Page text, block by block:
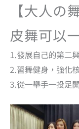
【大人の
皮舞可以
1.發展自己的第二
2.習舞健身，強化
3.從一舉手一投足